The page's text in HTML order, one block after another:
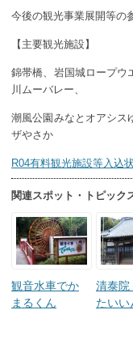
今後の観光事業展開等の
【主要観光施設】
錦帯橋、岩国城ロープウ
川ムーバレー、
潮風公園みなとオアシス
ザやさか
R04有料観光施設等入込
関連スポット・トピッ
観音水車でか
まるくん
清泰院
たいい